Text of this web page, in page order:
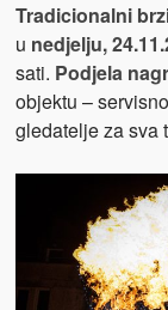
Tradicionalni
u nedjelju,
sati. Podjela
objektu –
gledatelje za sva